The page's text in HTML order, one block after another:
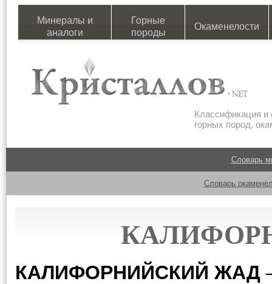
Минералы и
аналоги
Горные
породы
Окаменелости
Классификация и
горных пород,
Словарь
Словарь
КАЛИФОРНИЙСКИЙ ЖАД